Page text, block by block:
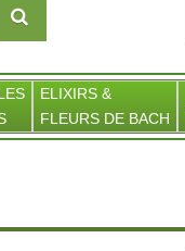
ELIXIRS &
FLEURS DE BACH